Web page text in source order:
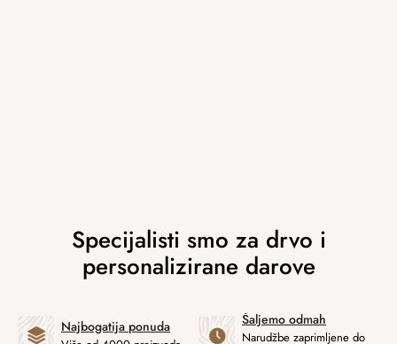
Najbogatija ponuda Šaljemo odmah
Narudžbe zaprimljene do